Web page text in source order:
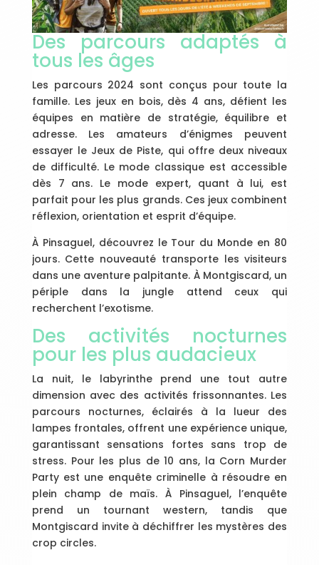
Des parcours adaptés à
tous les âges
Les parcours 2024 sont conçus pour toute la
famille. Les jeux en bois, dès 4 ans, défient les
équipes en matière de stratégie, équilibre et
adresse. Les amateurs d’énigmes peuvent
essayer le Jeux de Piste, qui offre deux niveaux
de difficulté. Le mode classique est accessible
dès 7 ans. Le mode expert, quant à lui, est
parfait pour les plus grands. Ces jeux combinent
réflexion, orientation et esprit d’équipe.
À Pinsaguel, découvrez le Tour du Monde en 80
jours. Cette nouveauté transporte les visiteurs
dans une aventure palpitante. À Montgiscard, un
périple dans la jungle attend ceux qui
recherchent l’exotisme.
Des activités nocturnes
pour les plus audacieux
La nuit, le labyrinthe prend une tout autre
dimension avec des activités frissonnantes. Les
parcours nocturnes, éclairés à la lueur des
lampes frontales, offrent une expérience unique,
garantissant sensations fortes sans trop de
stress. Pour les plus de 10 ans, la Corn Murder
Party est une enquête criminelle à résoudre en
plein champ de maïs. À Pinsaguel, l’enquête
prend un tournant western, tandis que
Montgiscard invite à déchiffrer les mystères des
crop circles.